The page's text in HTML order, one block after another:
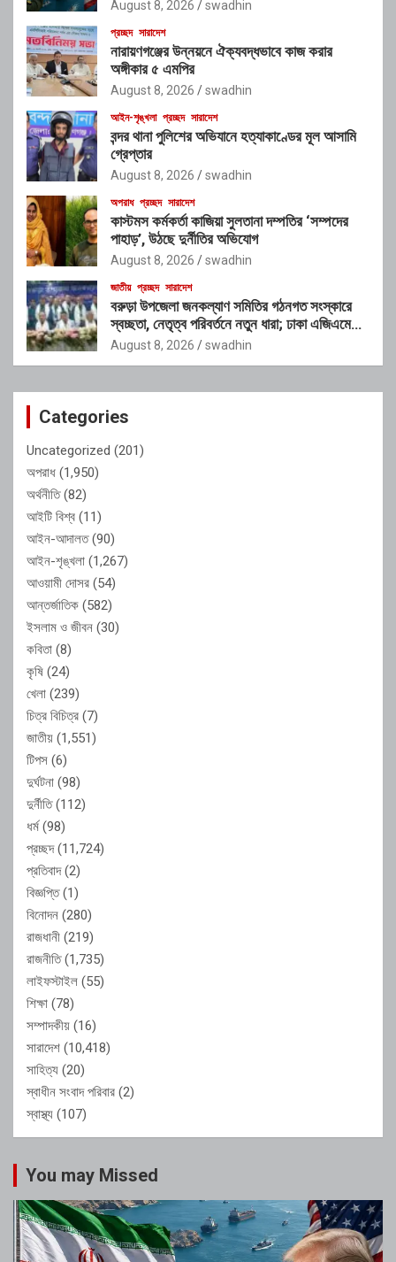
August 8, 2026 swadhin
প্রচ্ছদ সারাদেশ
নারায়ণগঞ্জের উন্নয়নে ঐক্যবদ্ধভাবে কাজ করার
অঙ্গীকার ৫ এমপির
August 8, 2026 swadhin
আইন-শৃঙ্খলা প্রচ্ছদ সারাদেশ
বন্দর থানা পুলিশের অভিযানে হত্যাকাণ্ডের মূল আসামি
গ্রেপ্তার
August 8, 2026 swadhin
অপরাধ প্রচ্ছদ সারাদেশ
কাস্টমস কর্মকর্তা কাজিয়া সুলতানা দম্পতির ‘সম্পদের
পাহাড়’, উঠছে দুর্নীতির অভিযোগ
August 8, 2026 swadhin
জাতীয় প্রচ্ছদ সারাদেশ
বরুড়া উপজেলা জনকল্যাণ সমিতির গঠনগত সংস্কারে
স্বচ্ছতা, নেতৃত্ব পরিবর্তনে নতুন ধারা; ঢাকা এজিএমে
নতুন কার্যকরী পরিষদের অভিষেক
August 8, 2026 swadhin
Categories
Uncategorized (201)
অপরাধ (1,950)
অর্থনীতি(82)
আইটি বিশ্ব (11)
আইন-আদালত(90)
আইন-শৃঙ্খলা (1,267)
আওয়ামী দোসর (54)
আন্তর্জাতিক (582)
ইসলাম ও জীবন (30)
কবিতা (8)
কৃষি (24)
খেলা (239)
চিত্র বিচিত্র (7)
জাতীয় (1,551)
টিপস (6)
দুর্ঘটনা (98)
দুর্নীতি(112)
ধর্ম(98)
প্রচ্ছদ(11,724)
প্রতিবাদ(2)
বিজ্ঞপ্তি(1)
বিনোদন (280)
রাজধানী (219)
রাজনীতি(1,735)
লাইফস্টাইল (55)
শিক্ষা (78)
সম্পাদকীয় (16)
সারাদেশ (10,418)
সাহিত্য (20)
স্বাধীন সংবাদ পরিবার (2)
স্বাস্থ্য (107)
You may Missed